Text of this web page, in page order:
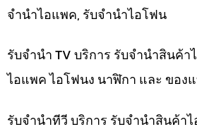
จำนำไอแพค, รับจำนำไอโฟน
รับจำนำ TV บริการ รับจำนำสินค้
ไอแพค ไอโฟนง นาฬิกา และ ของ
รับจำนำทีวี บริการ รับจำนำสินค้า